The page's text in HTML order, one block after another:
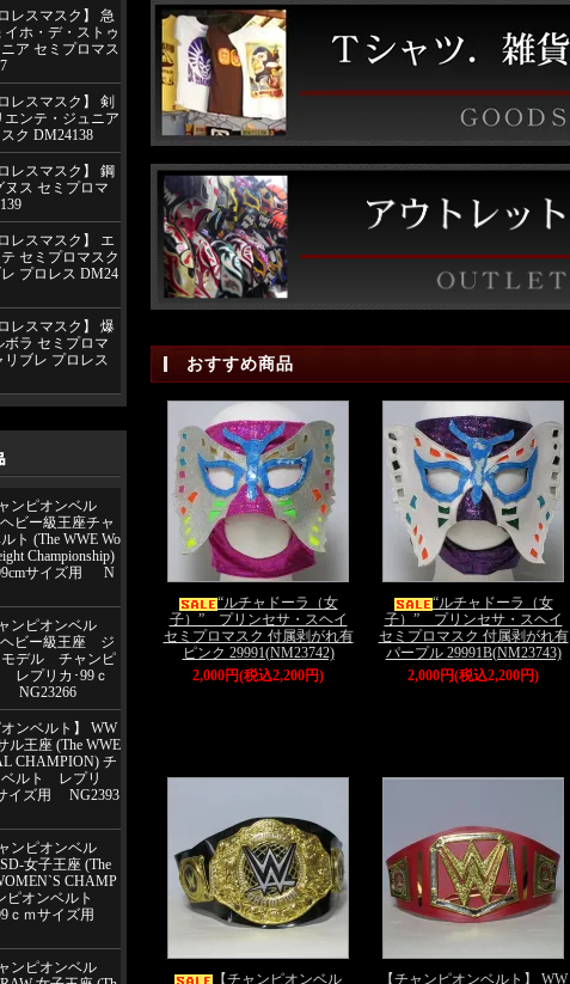
ロレスマスク】 急
イホ・デ・ストゥ
ア セミプロマス
レスマスク】 剣
エンテ・ジュニア
ク DM24138
ロレスマスク】 鋼
ヌス セミプロマ
ロレスマスク】 エ
セミプロマスク
プロレス DM24
ロレスマスク】 爆
ボラ セミプロマ
リブレ プロレス
ャンピオンベル
ビー級王座チャ
ト (The WWE Wo
Championship)
サイズ用 N
ャンピオンベル
ヘビー級王座 ジ
モデル チャンピ
レプリカ･99ｃ
NG23266
オンベルト】 WW
ル王座 (The WWE
CHAMPION) チ
ベルト レプリ
イズ用 NG2393
ャンピオンベル
女子王座 (The
CHAMP
ピオンベルト
ｃｍサイズ用
ャンピオンベル
おすすめ商品
“ルチャドーラ（女
子）” プリンセサ・スヘイ
セミプロマスク 付属剥がれ有
ピンク 29991(NM23742)
2,000円(税込2,200円)
“ルチャドーラ（女
子）” プリンセサ・スヘイ
セミプロマスク 付属剥がれ有
パープル 29991B(NM23743)
2,000円(税込2,200円)
【チャンピオンベル 【チャンピオンベルト】 WW